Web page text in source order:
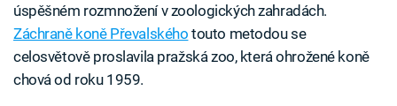
úspěšném rozmnožení v zoologických zahradách.
Záchraně koně Převalského touto metodou se
celosvětově proslavila pražská zoo, která ohrožené koně
chová od roku 1959.